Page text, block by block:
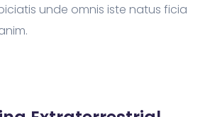
unde omnis iste natus ficia